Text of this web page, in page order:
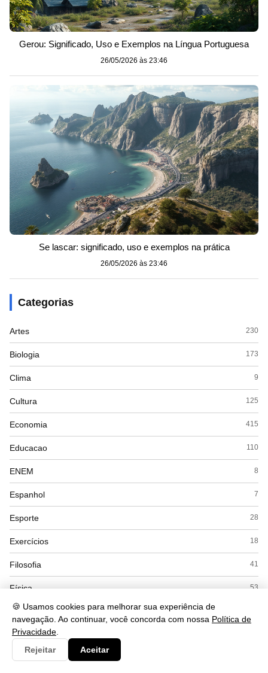
🍪 Usamos cookies para melhorar sua experiência de
navegação. Ao continuar, você concorda com nossa Política de
Privacidade
Rejeitar
Aceitar
Gerou: Significado, Uso e Exemplos na Língua Portuguesa
26/05/2026 às 23:46
Se lascar: significado, uso e exemplos na prática
26/05/2026 às 23:46
Categorias
Artes 230
Biologia 173
Clima 9
Cultura 125
Economia 415
Educacao 110
ENEM 8
Espanhol 7
Esporte 28
Exercícios 18
Filosofia 41
Física 53
Geografia
Gramática
História